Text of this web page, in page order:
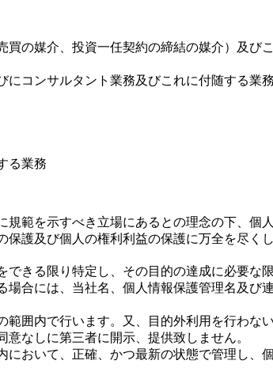
買の媒介、投資一任契約の締結の媒介）及び
にコンサルタント業務及びこれに付随する業務
る業務
範を示すべき立場にあるとの理念の下、
護及び個人の権利利益の保護に万全を尽く
できる限り特定し、その目的の達成に必要な
場合には、当社名、個人情報保護管理名及
範囲内で行います。又、目的外利用を行わな
意なしに第三者に開示、提供致しません。
において、正確、かつ最新の状態で管理し